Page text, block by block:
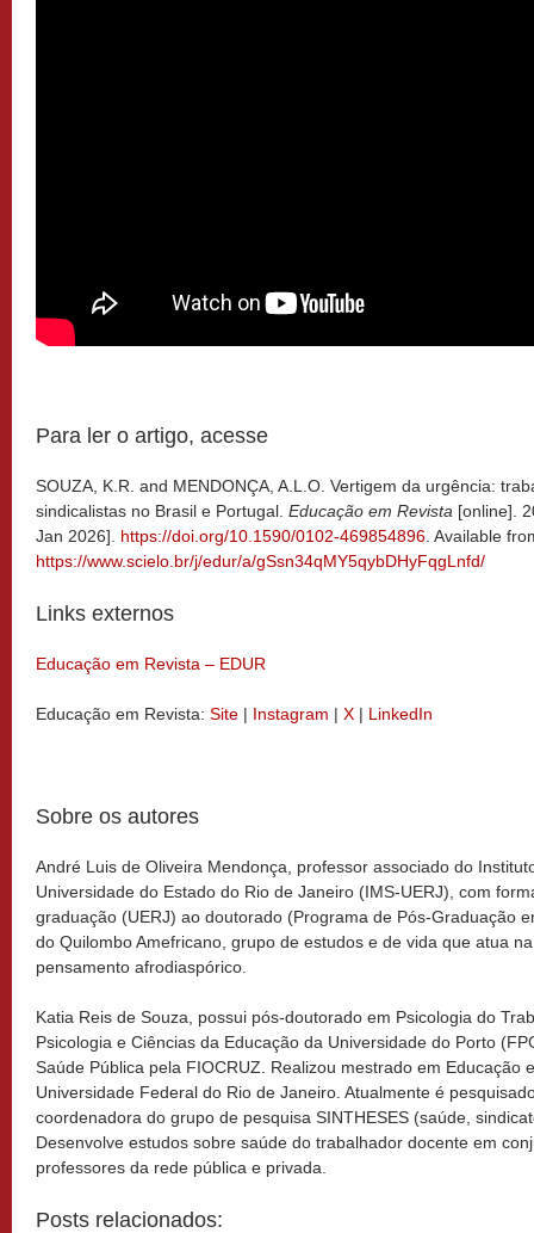
Para ler o artigo, acesse
SOUZA, K.R. and MENDONÇA, A.L.O. Vertigem da urgência:
sindicalistas no Brasil e Portugal. Educação em Revista [online].
Jan 2026]. https://doi.org/10.1590/0102-469854896 . Available
https://www.scielo.br/j/edur/a/gSsn34qMY5qybDHyFqgLnfd/
Links externos
Educação em Revista – EDUR
Educação em Revista: Site | Instagram | X | LinkedIn
Sobre os autores
André Luis de Oliveira Mendonça, professor associado do
Universidade do Estado do Rio de Janeiro (IMS-UERJ), com
graduação (UERJ) ao doutorado (Programa de Pós-Graduação
do Quilombo Amefricano, grupo de estudos e de vida que atua
pensamento afrodiaspórico.
Katia Reis de Souza, possui pós-doutorado em Psicologia do
Psicologia e Ciências da Educação da Universidade do Porto
Saúde Pública pela FIOCRUZ. Realizou mestrado em Educação
Universidade Federal do Rio de Janeiro. Atualmente é
coordenadora do grupo de pesquisa SINTHESES (saúde,
Desenvolve estudos sobre saúde do trabalhador docente em
professores da rede pública e privada.
Posts relacionados: